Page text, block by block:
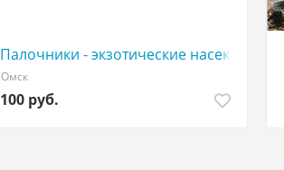
Палочники - экзотические насекомые
Омск
100 руб.